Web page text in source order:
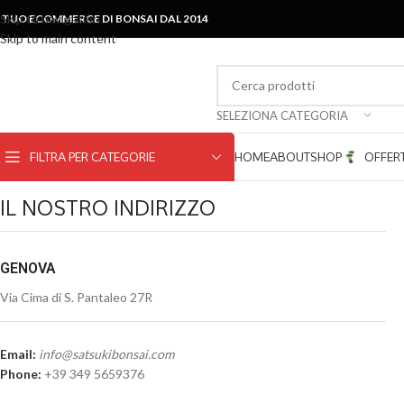
Skip to navigation
Skip to main content
TUO ECOMMERCE DI BONSAI DAL 2014
SELEZIONA CATEGORIA
FILTRA PER CATEGORIE HOMEABOUTSHOP
IL NOSTRO INDIRIZZO
GENOVA
Via Cima di S. Pantaleo 27R
Email: info@satsukibonsai.com
Phone: +39 349 5659376